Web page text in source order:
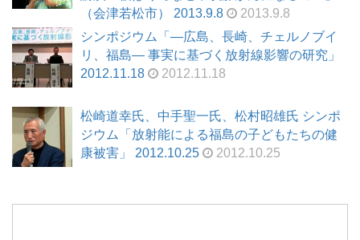
（会津若松市） 2013.9.8
2013.9.8
シンポジウム「―広島、長崎、チェルノブイ
リ、福島― 事実に基づく放射線影響の研究」
2012.11.18
2012.11.18
松崎道幸氏、中手聖一氏、松村昭雄氏 シンポ
ジウム「放射能による福島の子どもたちの健
康被害」 2012.10.25
2012.10.25